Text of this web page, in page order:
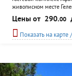
живописном месте
моря. Для удобства
системой
города расположена в
Цены от 290.00
Показать на